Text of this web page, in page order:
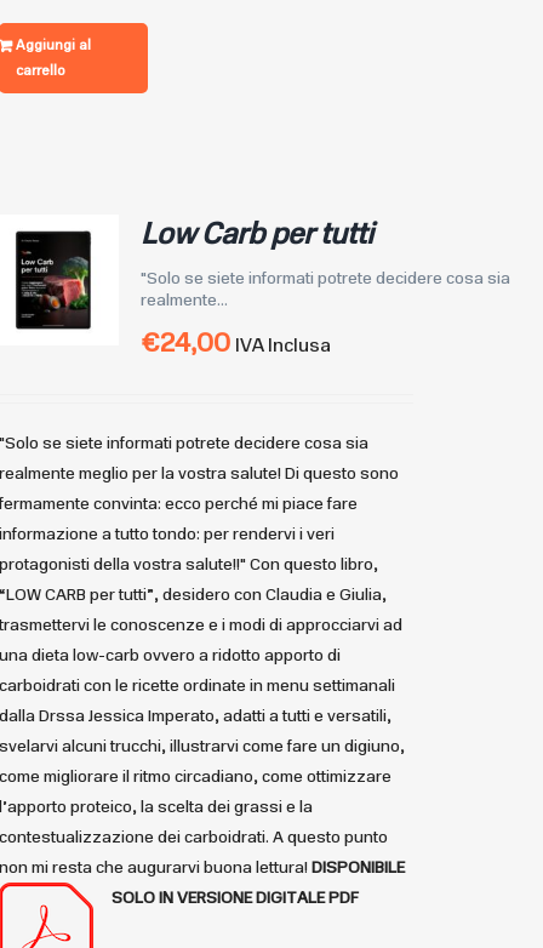
Aggiungi al
carrello
Low Carb per tutti
"Solo se siete informati potrete decidere cosa sia
realmente...
€24,00 IVA Inclusa
"Solo se siete informati potrete decidere cosa sia
realmente meglio per la vostra salute! Di questo sono
fermamente convinta: ecco perché mi piace fare
informazione a tutto tondo: per rendervi i veri
protagonisti della vostra salute!!" Con questo libro,
“LOW CARB per tutti”, desidero con Claudia e Giulia,
trasmettervi le conoscenze e i modi di approcciarvi ad
una dieta low-carb ovvero a ridotto apporto di
carboidrati con le ricette ordinate in menu settimanali
dalla Drssa Jessica Imperato, adatti a tutti e versatili,
svelarvi alcuni trucchi, illustrarvi come fare un digiuno,
come migliorare il ritmo circadiano, come ottimizzare
l’apporto proteico, la scelta dei grassi e la
contestualizzazione dei carboidrati. A questo punto
non mi resta che augurarvi buona lettura!DISPONIBILE
SOLO IN VERSIONE DIGITALE PDF